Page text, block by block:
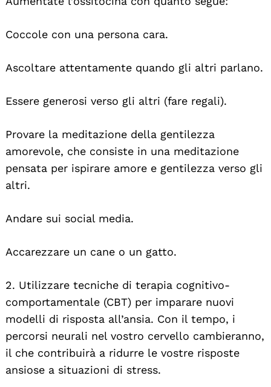
Coccole con una persona cara.
Ascoltare attentamente quando gli altri parlano.
Essere generosi verso gli altri (fare regali).
Provare la meditazione della gentilezza
amorevole, che consiste in una meditazione
pensata per ispirare amore e gentilezza verso gli
altri.
Andare sui social media.
Accarezzare un cane o un gatto.
2. Utilizzare tecniche di terapia cognitivo-
comportamentale (CBT) per imparare nuovi
modelli di risposta all’ansia. Con il tempo, i
percorsi neurali nel vostro cervello cambieranno,
il che contribuirà a ridurre le vostre risposte
ansiose a situazioni di stress.